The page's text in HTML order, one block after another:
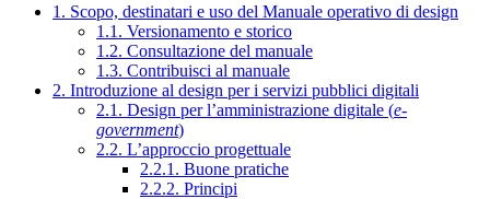
1. Scopo, destinatari e uso del Manuale operativo di design
1.1. Versionamento e storico
1.2. Consultazione del manuale
1.3. Contribuisci al manuale
2. Introduzione al design per i servizi pubblici digitali
2.1. Design per l’amministrazione digitale (e-
government)
2.2. L’approccio progettuale
2.2.1. Buone pratiche
2.2.2. Principi